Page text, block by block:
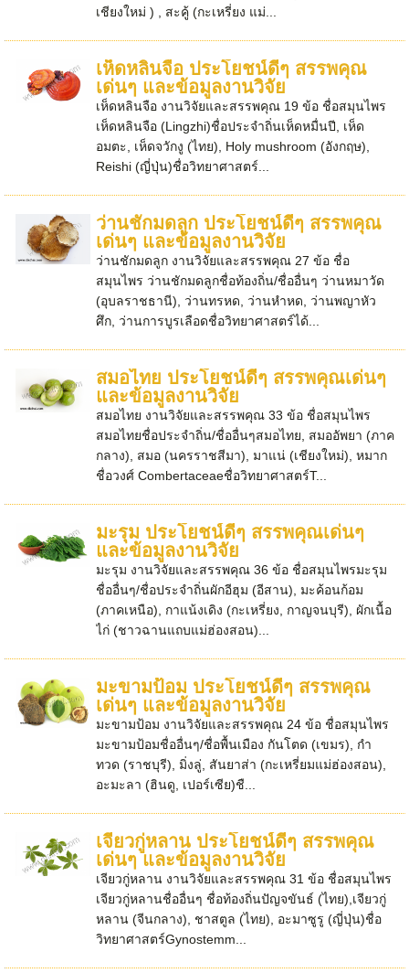
เชียงใหม่ ) , สะคู้ (กะเหรี่ยง แม่...
เห็ดหลินจือ ประโยชน์ดีๆ สรรพคุณ
เด่นๆ และข้อมูลงานวิจัย
เห็ดหลินจือ งานวิจัยและสรรพคุณ 19 ข้อ ชื่อสมุนไพร
เห็ดหลินจือ (Lingzhi)ชื่อประจำถิ่นเห็ดหมื่นปี, เห็ด
อมตะ, เห็ดจวักงู (ไทย), Holy mushroom (อังกฤษ),
Reishi (ญี่ปุ่น)ชื่อวิทยาศาสตร์...
ว่านชักมดลูก ประโยชน์ดีๆ สรรพคุณ
เด่นๆ และข้อมูลงานวิจัย
ว่านชักมดลูก งานวิจัยและสรรพคุณ 27 ข้อ ชื่อ
สมุนไพร ว่านชักมดลูกชื่อท้องถิ่น/ชื่ออื่นๆ ว่านหมาวัด
(อุบลราชธานี), ว่านทรหด, ว่านหำหด, ว่านพญาหัว
ศึก, ว่านการบูรเลือดชื่อวิทยาศาสตร์ได้...
สมอไทย ประโยชน์ดีๆ สรรพคุณเด่นๆ
และข้อมูลงานวิจัย
สมอไทย งานวิจัยและสรรพคุณ 33 ข้อ ชื่อสมุนไพร
สมอไทยชื่อประจำถิ่น/ชื่ออื่นๆสมอไทย, สมออัพยา (ภาค
กลาง), สมอ (นครราชสีมา), มาแน่ (เชียงใหม่), หมาก
ชื่อวงศ์ Combertaceaeชื่อวิทยาศาสตร์T...
มะรุม ประโยชน์ดีๆ สรรพคุณเด่นๆ
และข้อมูลงานวิจัย
มะรุม งานวิจัยและสรรพคุณ 36 ข้อ ชื่อสมุนไพรมะรุม
ชื่ออื่นๆ/ชื่อประจำถิ่นผักอีฮุม (อีสาน), มะค้อนก้อม
(ภาคเหนือ), กาแน้งเดิง (กะเหรี่ยง, กาญจนบุรี), ผักเนื้อ
ไก่ (ชาวฉานแถบแม่ฮ่องสอน)...
มะขามป้อม ประโยชน์ดีๆ สรรพคุณ
เด่นๆ และข้อมูลงานวิจัย
มะขามป้อม งานวิจัยและสรรพคุณ 24 ข้อ ชื่อสมุนไพร
มะขามป้อมชื่ออื่นๆ/ชื่อพื้นเมือง กันโตด (เขมร), กำ
ทวด (ราชบุรี), มิ่งลู่, สันยาส่า (กะเหรี่ยมแม่ฮ่องสอน),
อะมะลา (ฮินดู, เปอร์เซีย)ชื...
เจียวกู่หลาน ประโยชน์ดีๆ สรรพคุณ
เด่นๆ และข้อมูลงานวิจัย
เจียวกู่หลาน งานวิจัยและสรรพคุณ 31 ข้อ ชื่อสมุนไพร
เจียวกู่หลานชื่ออื่นๆ ชื่อท้องถิ่นปัญจขันธ์ (ไทย),เจียวกู่
หลาน (จีนกลาง), ชาสตูล (ไทย), อะมาซูรู (ญี่ปุ่น)ชื่อ
วิทยาศาสตร์Gynostemm...